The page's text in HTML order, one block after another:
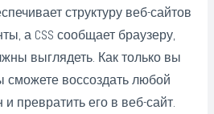
структуру веб-сайтов
а CSS сообщает браузеру,
выглядеть. Как только вы
сможете воссоздать любой
превратить его в веб-сайт.